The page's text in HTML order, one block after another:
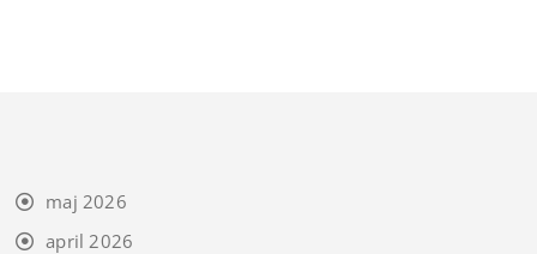
maj 2026
april 2026